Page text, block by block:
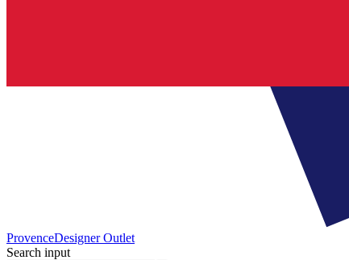
ProvenceDesigner Outlet
Search input